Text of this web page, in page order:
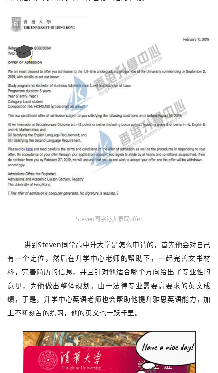
Steven同学港大录取offer
讲到Steven同学高中升大学是怎么申请的，首先他会对自己
有一个定位，然后在升学中心老师的帮助下，一起完善文书材
料，完善简历的信息，并且针对他适合哪个方向给出了专业性的
意见，为他做出整体规划。由于法律专业需要高要求的英文成
绩，于是，升学中心英语老师也会帮助他提升雅思英语能力，加
上不断刻苦的练习，他的英文也一跃千里。